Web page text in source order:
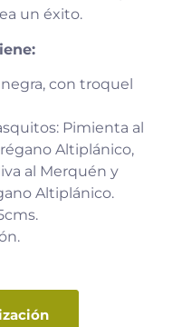
un éxito.
con troquel
Pimienta al
Altiplánico,
al Merquén y
Altiplánico.